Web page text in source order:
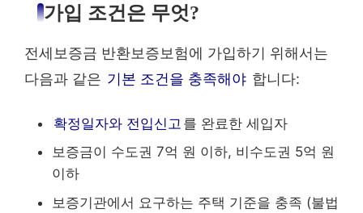
가입 조건은 무엇?
전세보증금 반환보증보험에 가입하기 위해서는
다음과 같은 기본 조건을 충족해야 합니다:
확정일자와 전입신고 를 완료한 세입자
보증금이 수도권 7억 원 이하, 비수도권 5억 원
이하
보증기관에서 요구하는 주택 기준을 충족 (불법